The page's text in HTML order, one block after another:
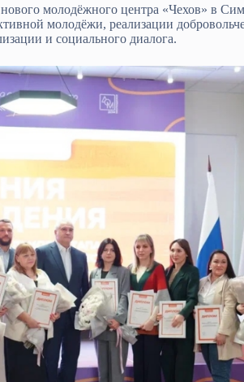
молодёжного центра «Чехов» в
молодёжи, реализации
и социального диалога.